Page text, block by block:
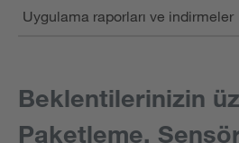
Uygulama raporları ve indirmeler
Beklentilerinizin
Paketleme.